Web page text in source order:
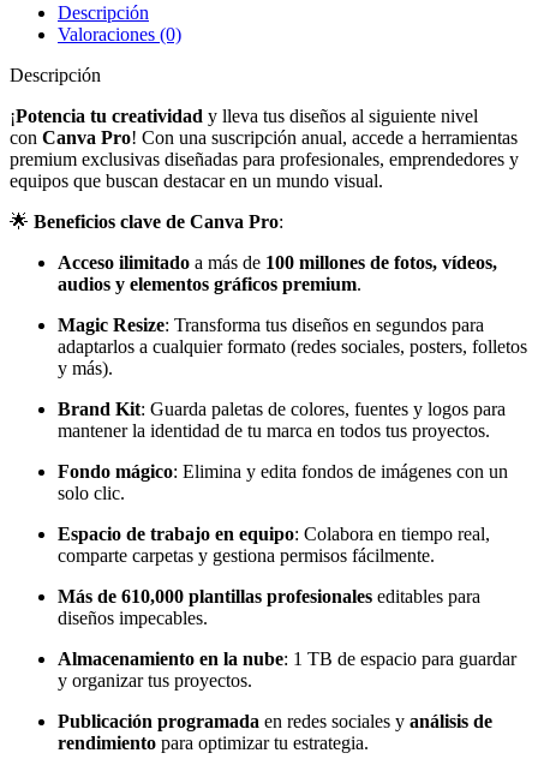
Descripción
Valoraciones (0)
Descripción
¡Potencia tu creatividad y lleva tus diseños al siguiente nivel
con Canva Pro! Con una suscripción anual, accede a herramientas
premium exclusivas diseñadas para profesionales, emprendedores y
equipos que buscan destacar en un mundo visual.
🌟 Beneficios clave de Canva Pro:
Acceso ilimitado a más de 100 millones de fotos, vídeos,
audios y elementos gráficos premium.
Magic Resize: Transforma tus diseños en segundos para
adaptarlos a cualquier formato (redes sociales, posters, folletos
y más).
Brand Kit: Guarda paletas de colores, fuentes y logos para
mantener la identidad de tu marca en todos tus proyectos.
Fondo mágico: Elimina y edita fondos de imágenes con un
solo clic.
Espacio de trabajo en equipo: Colabora en tiempo real,
comparte carpetas y gestiona permisos fácilmente.
Más de 610,000 plantillas profesionales editables para
diseños impecables.
Almacenamiento en la nube: 1 TB de espacio para guardar
y organizar tus proyectos.
Publicación programada en redes sociales y análisis de
rendimiento para optimizar tu estrategia.